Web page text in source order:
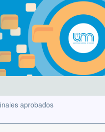
aprobados